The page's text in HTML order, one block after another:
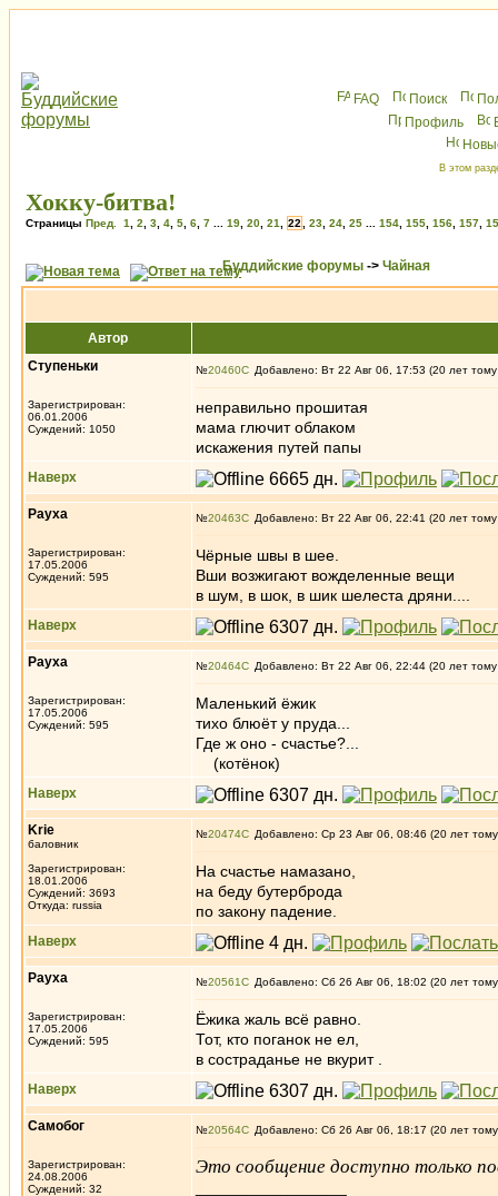
FAQ Поиск
Профиль
В этом
Хокку-битва!
Страницы Пред. 1 2 3 4 5 6 7 19 20 21 22 23 24 25 154 155 156 157
Буддийские форумы -> Чайная
Автор
Ступеньки
Зарегистрирован:
06.01.2006
Суждений: 1050
№20460 Добавлено: Вт 22 Авг 06, 17:53 (20 лет
неправильно прошитая
мама глючит облаком
искажения путей папы
Наверх
Рауха
Зарегистрирован:
17.05.2006
Суждений: 595
№20463 Добавлено: Вт 22 Авг 06, 22:41 (20 лет
Чёрные швы в шее.
Вши возжигают вожделенные вещи
в шум, в шок, в шик шелеста дряни....
Наверх
Рауха
Зарегистрирован:
17.05.2006
Суждений: 595
№20464 Добавлено: Вт 22 Авг 06, 22:44 (20 лет
Маленький ёжик
тихо блюёт у пруда...
Где ж оно - счастье?...
(котёнок)
Наверх
Krie
баловник
Зарегистрирован:
18.01.2006
Суждений: 3693
Откуда: russia
№20474 Добавлено: Ср 23 Авг 06, 08:46 (20 лет
На счастье намазано,
на беду бутерброда
по закону падение.
Наверх
Рауха
Зарегистрирован:
17.05.2006
Суждений: 595
№20561 Добавлено: Сб 26 Авг 06, 18:02 (20 лет
Ёжика жаль всё равно.
Тот, кто поганок не ел,
в состраданье не вкурит .
Наверх
Самобог
Зарегистрирован:
24.08.2006
Суждений: 32
№20564 Добавлено: Сб 26 Авг 06, 18:17 (20 лет
Это сообщение доступно только